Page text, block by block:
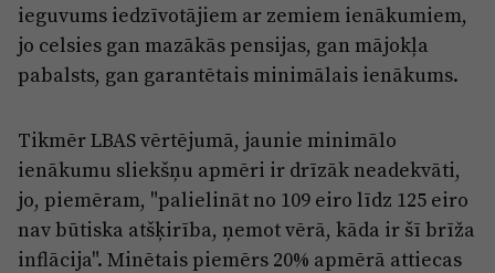
ieguvums iedzīvotājiem ar zemiem ienākumiem,
jo celsies gan mazākās pensijas, gan mājokļa
pabalsts, gan garantētais minimālais ienākums.
Tikmēr LBAS vērtējumā, jaunie minimālo
ienākumu sliekšņu apmēri ir drīzāk neadekvāti,
jo, piemēram, "palielināt no 109 eiro līdz 125 eiro
nav būtiska atšķirība, ņemot vērā, kāda ir šī brīža
inflācija". Minētais piemērs 20% apmērā attiecas